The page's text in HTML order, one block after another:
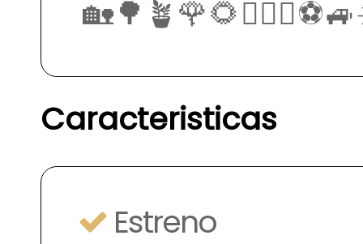
Caracteristicas
Estreno